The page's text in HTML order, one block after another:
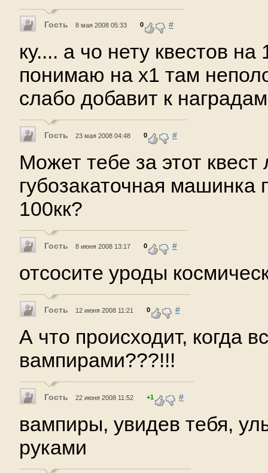
Гость 8 мая 2008 05:33 0 #
ку.... а чо нету квестов на
понимаю на х1 там
слабо добавит к
Гость 23 мая 2008 04:48 0 #
Может тебе за этот
губозакаточная машинка
100кк?
Гость 8 июня 2008 13:17 0 #
отсосите уроды
Гость 12 июня 2008 11:21 0 #
А что происходит, когда
вампирами???!!!
Гость 22 июня 2008 11:52 +1 #
вампиры, увидев тебя,
руками